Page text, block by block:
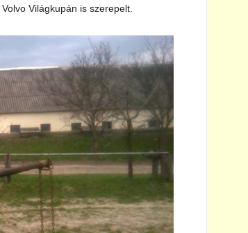
Világkupán is szerepelt.